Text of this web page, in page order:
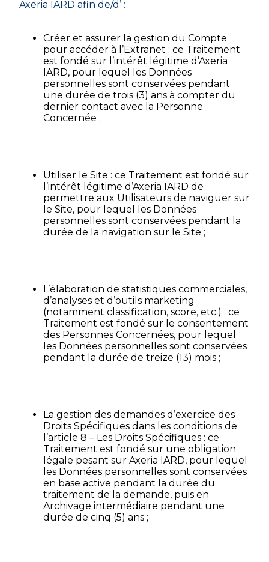
Axeria IARD afin de/d’ :
Créer et assurer la gestion du Compte
pour accéder à l’Extranet : ce Traitement
est fondé sur l’intérêt légitime d’Axeria
IARD, pour lequel les Données
personnelles sont conservées pendant
une durée de trois (3) ans à compter du
dernier contact avec la Personne
Concernée ;
Utiliser le Site : ce Traitement est fondé sur
l’intérêt légitime d’Axeria IARD de
permettre aux Utilisateurs de naviguer sur
le Site, pour lequel les Données
personnelles sont conservées pendant la
durée de la navigation sur le Site ;
L’élaboration de statistiques commerciales,
d’analyses et d’outils marketing
(notamment classification, score, etc.) : ce
Traitement est fondé sur le consentement
des Personnes Concernées, pour lequel
les Données personnelles sont conservées
pendant la durée de treize (13) mois ;
La gestion des demandes d’exercice des
Droits Spécifiques dans les conditions de
l’article 8 – Les Droits Spécifiques : ce
Traitement est fondé sur une obligation
légale pesant sur Axeria IARD, pour lequel
les Données personnelles sont conservées
en base active pendant la durée du
traitement de la demande, puis en
Archivage intermédiaire pendant une
durée de cinq (5) ans ;